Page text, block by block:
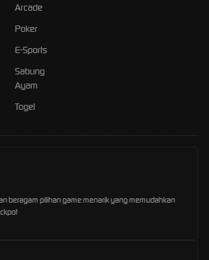
Arcade
Poker
E-Sports
Sabung
Ayam
Togel
beragam pilihan game menarik yang memudahkan